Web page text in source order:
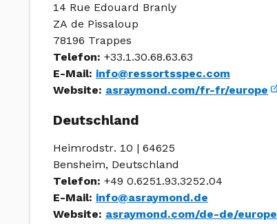
14 Rue Edouard Branly
ZA de Pissaloup
78196 Trappes
Telefon: +33.1.30.68.63.63
E-Mail: info@ressortsspec.com
Website: asraymond.com/fr-fr/europe
Deutschland
Heimrodstr. 10 | 64625
Bensheim, Deutschland
Telefon: +49 0.6251.93.3252.04
E-Mail: info@asraymond.de
Website: asraymond.com/de-de/europe